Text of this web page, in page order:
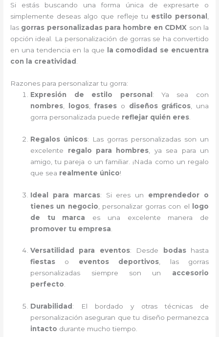
Si estás buscando una forma única de expresarte o
simplemente deseas algo que refleje tu estilo personal
las gorras personalizadas para hombre en CDMX son la
opción ideal. La personalización de gorras se ha convertido
en una tendencia en la que
la comodidad se encuentra
con la creatividad
Razones para personalizar tu gorra:
Expresión de estilo personal : Ya sea con
nombres
logos, frases o diseños gráficos , una
gorra personalizada puede reflejar quién eres
Regalos únicos: Las gorras personalizadas son un
excelente regalo para hombres , ya sea para un
amigo, tu pareja o un familiar. ¡Nada como un regalo
que sea realmente único!
Ideal para marcas: Si eres un emprendedor o
tienes un negocio , personalizar gorras con el logo
de tu marca es una excelente manera de
promover tu empresa
Versatilidad para eventos: Desde bodashasta
fiestas o eventos deportivos, las gorras
personalizadas siempre son un accesorio
perfecto.
Durabilidad : El bordado y otras técnicas de
personalización aseguran que tu diseño permanezca
intacto durante mucho tiempo.